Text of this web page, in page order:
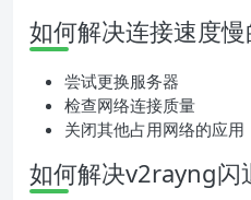
如何解决连接速度慢
尝试更换服务器
检查网络连接质量
关闭其他占用网络的应用
如何解决v2rayng闪